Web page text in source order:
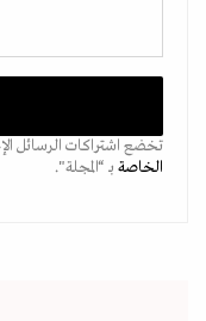
تخضع اشتراكات الرسائل
الخاصة بـ “المجلة".